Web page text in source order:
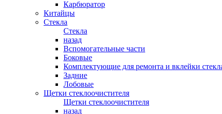
Карбюратор
Китайцы
Стекла
Стекла
назад
Вспомогательные части
Боковые
Комплектующие для ремонта и вклейки
Задние
Лобовые
Щетки стеклоочистителя
Щетки стеклоочистителя
назад